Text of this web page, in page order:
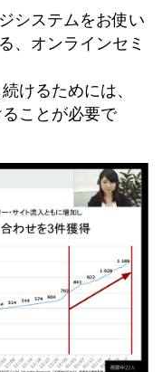
システムをお使い
、オンラインセミ
けるためには、
ることが必要で